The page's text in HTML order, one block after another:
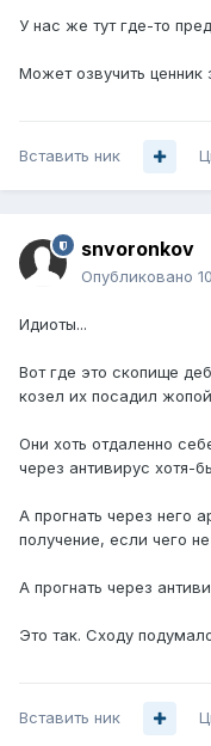
У нас же тут где-то
Может озвучить
Вставить ник
snvoronkov
Опубликовано
Идиоты...
Вот где это скопище
козел их посадил
Они хоть отдаленно
через антивирус хотя-
А прогнать через него
получение, если чего
А прогнать через
Это так. Сходу
Вставить ник